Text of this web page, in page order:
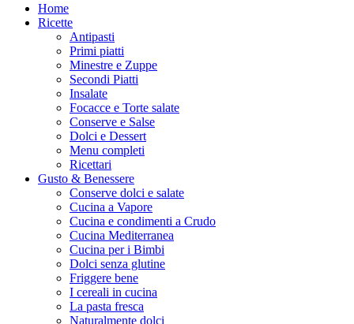
Home
Ricette
Antipasti
Primi piatti
Minestre e Zuppe
Secondi Piatti
Insalate
Focacce e Torte salate
Conserve e Salse
Dolci e Dessert
Menu completi
Ricettari
Gusto & Benessere
Conserve dolci e salate
Cucina a Vapore
Cucina e condimenti a Crudo
Cucina Mediterranea
Cucina per i Bimbi
Dolci senza glutine
Friggere bene
I cereali in cucina
La pasta fresca
Naturalmente dolci